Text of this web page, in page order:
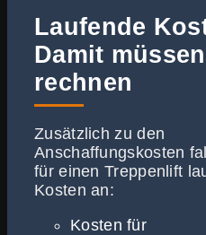
Laufende
Damit
rechnen
Zusätzlich zu den
Anschaffungskosten
für einen Treppenlift
Kosten an:
Kosten für